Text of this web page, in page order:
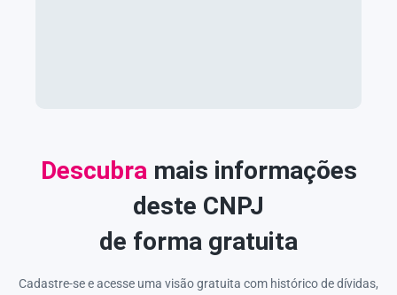
Descubra mais informações
deste CNPJ
de forma gratuita
Cadastre-se e acesse uma visão gratuita com histórico de dívidas,